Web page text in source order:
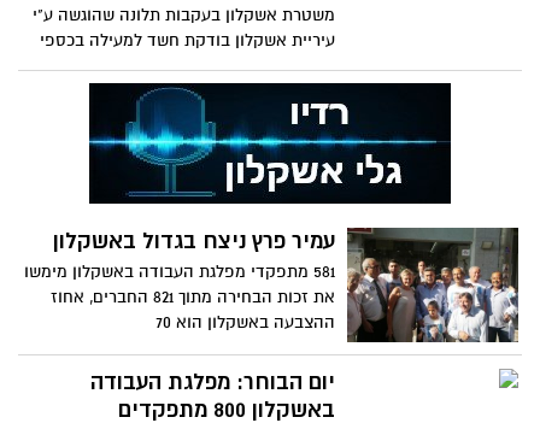
משטרת אשקלון בעקבות תלונה שהוגשה ע"י
עיריית אשקלון בודקת חשד למעילה בכספי
העובדים. החשד נפל על
עמיר פרץ ניצח בגדול באשקלון
581 מתפקדי מפלגת העבודה באשקלון מימשו
את זכות הבחירה מתוך 821 החברים, אחוז
ההצבעה באשקלון הוא 70
יום הבוחר: מפלגת העבודה
באשקלון 800 מתפקדים